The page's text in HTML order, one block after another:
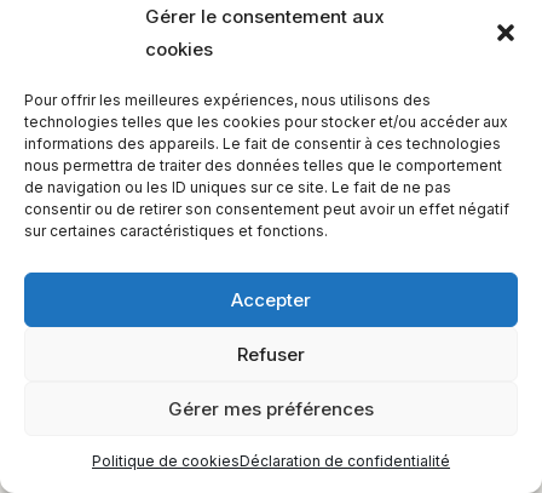
Gérer le consentement aux
cookies
Pour offrir les meilleures expériences, nous utilisons des
technologies telles que les cookies pour stocker et/ou accéder aux
informations des appareils. Le fait de consentir à ces technologies
nous permettra de traiter des données telles que le comportement
de navigation ou les ID uniques sur ce site. Le fait de ne pas
consentir ou de retirer son consentement peut avoir un effet négatif
sur certaines caractéristiques et fonctions.
Accepter
Refuser
Gérer mes préférences
Politique de cookiesDéclaration de confidentialité
Vous devez vous connecterpour publier
un commentaire.
EQUILIBIOS FORMATION Inc. 5748 9e Avenue, Montréal (QC)
H1Y 2J9 Canada